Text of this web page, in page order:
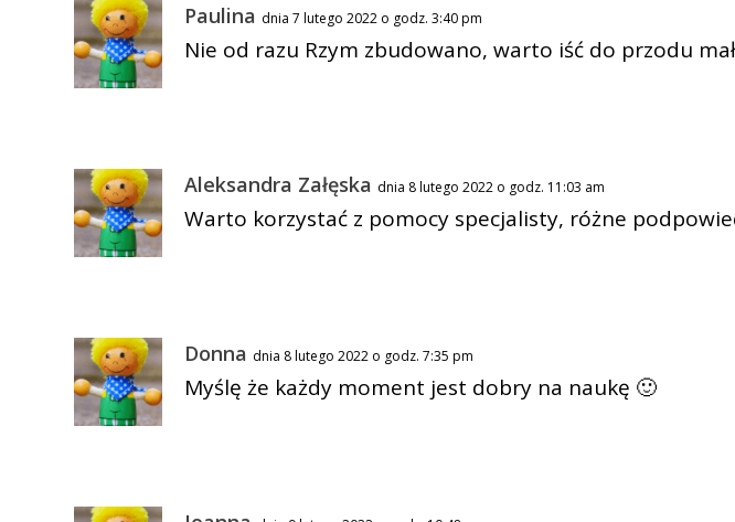
Paulina dnia 7 lutego 2022 o godz. 3:40 pm
Nie od razu Rzym zbudowano, warto iść do przodu
Aleksandra Załęska dnia 8 lutego 2022 o godz. 11:03 am
Warto korzystać z pomocy specjalisty, różne
Donna dnia 8 lutego 2022 o godz. 7:35 pm
Myślę że każdy moment jest dobry na naukę 🙂